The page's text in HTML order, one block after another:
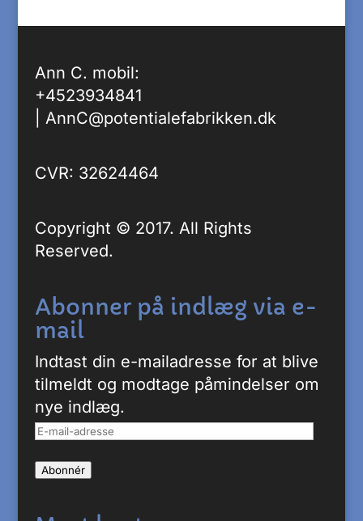
Ann C. mobil:
+4523934841
AnnC@potentialefabrikken.dk
CVR: 32624464
Copyright © 2017. All Rights
Reserved.
Abonner på indlæg via e-
mail
Indtast din e-mailadresse for at blive
tilmeldt og modtage påmindelser om
nye indlæg.
E-
adresse
Abonnér